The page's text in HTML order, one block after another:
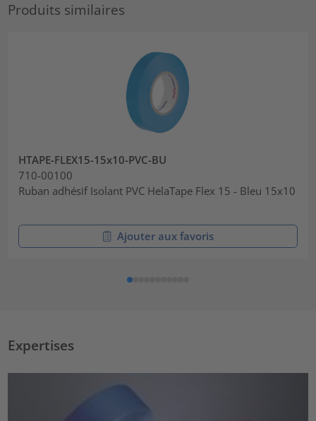
Produits similaires
HTAPE-FLEX15-15x10-PVC-BU
710-00100
Ruban adhésif Isolant PVC HelaTape Flex 15 - Bleu 15x10
Ajouter aux favoris
Expertises